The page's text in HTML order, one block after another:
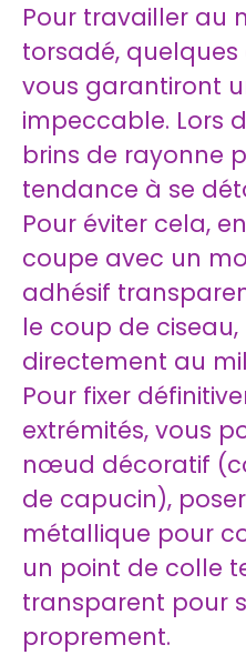
Pour travailler au
torsadé,
vous garantiront
impeccable. Lors
brins de rayonne
tendance à se
Pour éviter cela,
coupe avec un
adhésif
le coup de
directement au
Pour fixer
extrémités, vous
nœud décoratif
de capucin),
métallique pour
un point de colle
transparent pour
proprement.